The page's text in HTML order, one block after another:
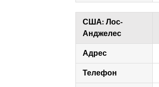
США: Лос-
Анджелес
Адрес
Телефон